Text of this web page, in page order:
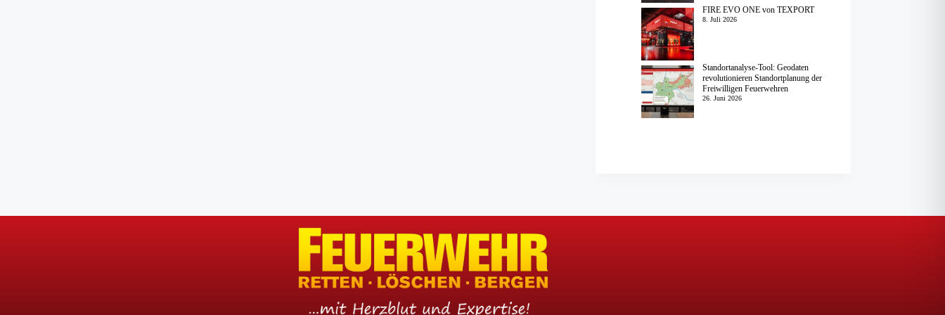
FIRE EVO ONE von TEXPORT
8. Juli 2026
Standortanalyse-Tool: Geodaten
revolutionieren Standortplanung der
Freiwilligen Feuerwehren
26. Juni 2026